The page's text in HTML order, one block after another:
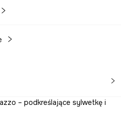
– podkreślające sylwetkę i